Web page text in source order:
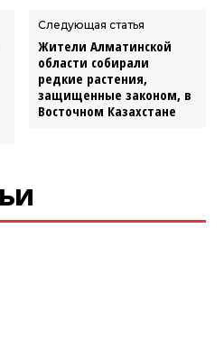
Следующая статья
Жители Алматинской
области собирали
редкие растения,
защищенные законом, в
Восточном Казахстане